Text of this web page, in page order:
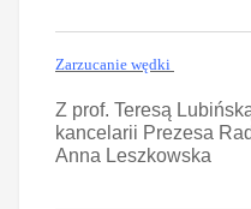
Zarzucanie wędki
Z prof. Teresą
kancelarii Prezesa
Anna Leszkowska